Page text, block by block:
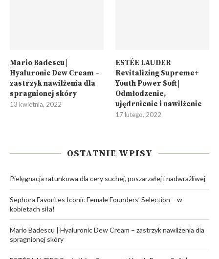
Mario Badescu |
Hyaluronic Dew Cream –
zastrzyk nawilżenia dla
spragnionej skóry
13 kwietnia, 2022
ESTÉE LAUDER
Revitalizing Supreme+
Youth Power Soft |
Odmłodzenie,
ujędrnienie i nawilżenie
17 lutego, 2022
OSTATNIE WPISY
Pielęgnacja ratunkowa dla cery suchej, poszarzałej i nadwrażliwej
Sephora Favorites Iconic Female Founders’ Selection – w
kobietach siła!
Mario Badescu | Hyaluronic Dew Cream – zastrzyk nawilżenia dla
spragnionej skóry